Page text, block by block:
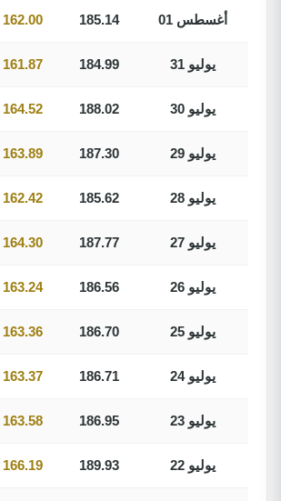
01 أغسطس 185.14
162.00
31 يوليو 184.99
161.87
30 يوليو 188.02
164.52
29 يوليو 187.30
163.89
28 يوليو 185.62
162.42
27 يوليو 187.77
164.30
26 يوليو 186.56
163.24
25 يوليو 186.70
163.36
24 يوليو 186.71
163.37
23 يوليو 186.95
163.58
22 يوليو 189.93
166.19